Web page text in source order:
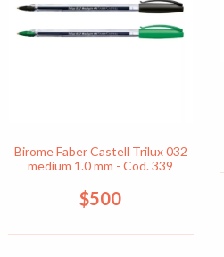
Birome Faber Castell Trilux 032
medium 1.0 mm - Cod. 339
$500